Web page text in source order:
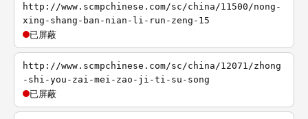
http://www.scmpchinese.com/sc/china/11500/nong-
xing-shang-ban-nian-li-run-zeng-15
已屏蔽
http://www.scmpchinese.com/sc/china/12071/zhong
-shi-you-zai-mei-zao-ji-ti-su-song
已屏蔽